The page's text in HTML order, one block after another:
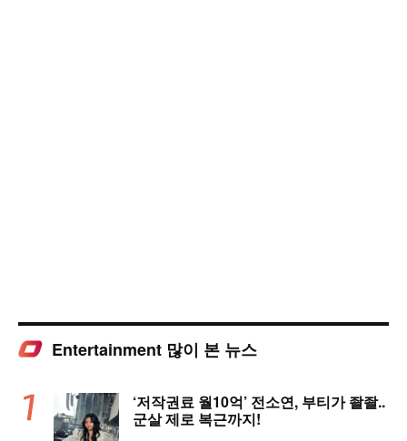
Entertainment 많이 본 뉴스
‘저작권료 월10억’ 전소연, 부티가 좔좔..
군살 제로 복근까지!